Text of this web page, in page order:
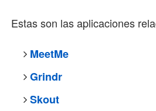
Estas son las aplicaciones
MeetMe
Grindr
Skout